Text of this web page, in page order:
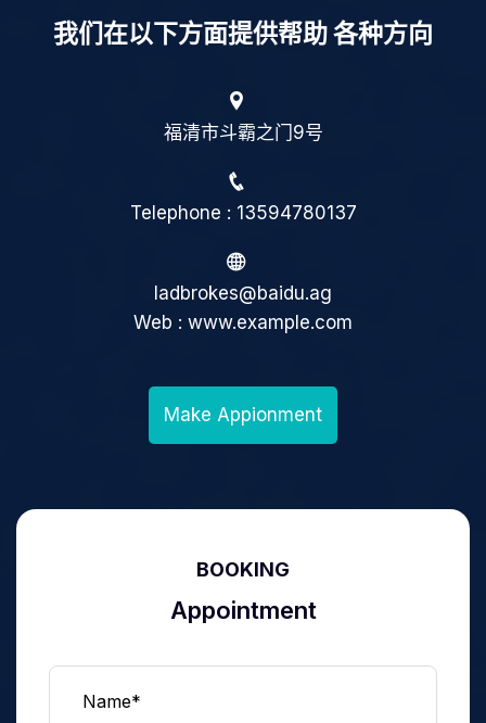
我们在以下方面提供帮助 各种方向
福清市斗霸之门9号
Telephone : 13594780137
ladbrokes@baidu.ag
Web : www.example.com
Make Appionment
BOOKING
Appointment